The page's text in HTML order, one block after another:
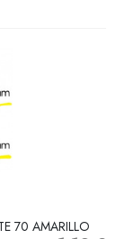
70 AMARILLO